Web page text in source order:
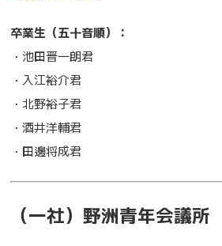
卒業生（五十音順）：
・池田晋一朗君
・入江裕介君
・北野裕子君
・酒井洋輔君
・田邊将成君
（一社）野洲青年会議所